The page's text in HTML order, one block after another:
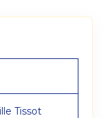
Tissot